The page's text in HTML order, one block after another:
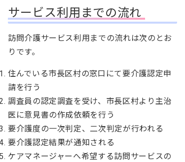
サービス利用までの流れ
訪問介護サービス利用までの流れは次のとお
りです。
住んでいる市長区村の窓口にて要介護認定申
請を行う
調査員の認定調査を受け、市長区村より主治
医に意見書の作成依頼を行う
要介護度の一次判定、二次判定が行われる
要介護認定結果が通知される
ケアマネージャーへ希望する訪問サービスの